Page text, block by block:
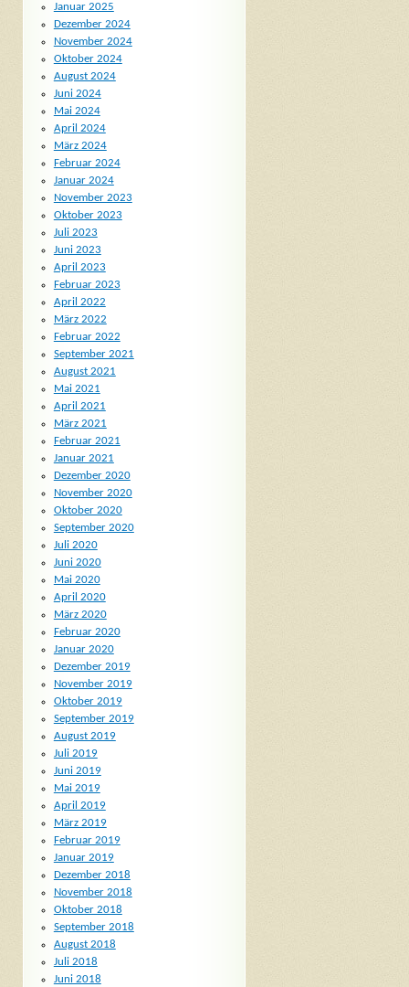
Januar 2025
Dezember 2024
November 2024
Oktober 2024
August 2024
Juni 2024
Mai 2024
April 2024
März 2024
Februar 2024
Januar 2024
November 2023
Oktober 2023
Juli 2023
Juni 2023
April 2023
Februar 2023
April 2022
März 2022
Februar 2022
September 2021
August 2021
Mai 2021
April 2021
März 2021
Februar 2021
Januar 2021
Dezember 2020
November 2020
Oktober 2020
September 2020
Juli 2020
Juni 2020
Mai 2020
April 2020
März 2020
Februar 2020
Januar 2020
Dezember 2019
November 2019
Oktober 2019
September 2019
August 2019
Juli 2019
Juni 2019
Mai 2019
April 2019
März 2019
Februar 2019
Januar 2019
Dezember 2018
November 2018
Oktober 2018
September 2018
August 2018
Juli 2018
Juni 2018